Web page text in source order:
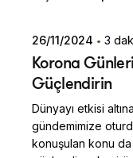
Posted by
Dilara Koçak
26/11/2024 3
Korona
Güçlendirin
Dünyayı etkisi
gündemimize
konuşulan konu da